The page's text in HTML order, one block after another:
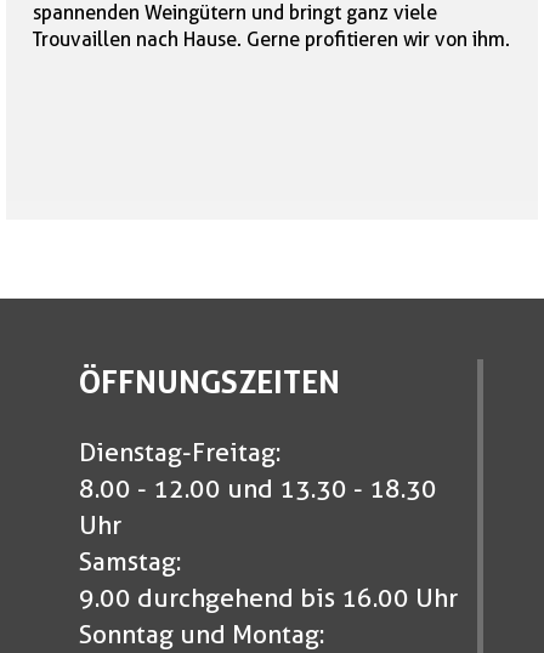
spannenden Weingütern und bringt ganz viele
Trouvaillen nach Hause. Gerne profitieren wir von ihm.
ÖFFNUNGSZEITEN
Dienstag-Freitag:
8.00 - 12.00 und 13.30 - 18.30
Uhr
Samstag:
9.00 durchgehend bis 16.00 Uhr
Sonntag und Montag: